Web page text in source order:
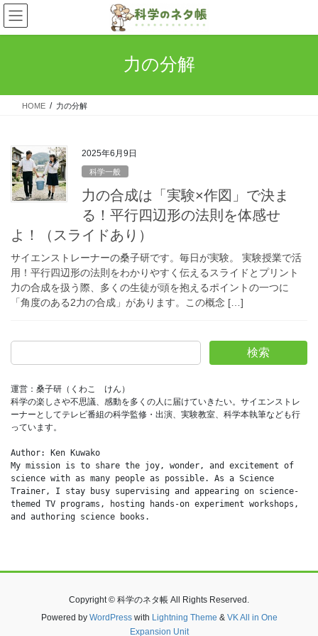
コ
ン
テ
ス
ナ
ビ
ゲ
ン
力の分解
HOME 力の分解
2025年6月9日
科学一般
力の合成は「実験×作図」で決ま
る！平行四辺形の法則を体感せ
よ！（スライドあり）
サイエンストレーナーの桑子研です。毎日が実験。 実験授業で活
用！平行四辺形の法則をわかりやすく伝えるスライドとプリント
力の合成を扱う際、多くの生徒が頭を抱えるポイントの一つに
「角度のある2力の合成」があります。この概念 […]
検索
運営：桑子研（くわこ　けん）
科学の楽しさや不思議、感動を多くの人に届けていきたい。サイエンストレ
ーナーとしてテレビ番組の科学監修・出演、実験教室、科学本執筆なども行
っています。
Author: Ken Kuwako
My mission is to share the joy, wonder, and excitement of
science with as many people as possible. As a Science
Trainer, I stay busy supervising and appearing on science-
themed TV programs, hosting hands-on experiment workshops,
and authoring science books.
Copyright © 科学のネタ帳 All Rights Reserved.
Powered by WordPresswith Lightning Theme & VK All in One
Expansion Unit